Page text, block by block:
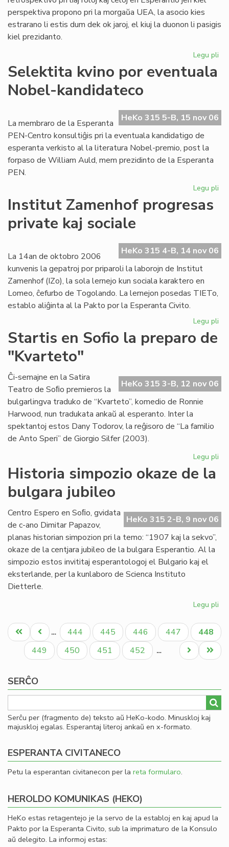
perspektiva propono pri la morgaŭa UEA, la asocio kies
estrarano li estis dum dek ok jaroj, el kiuj la duonon li pasigis
kiel prezidanto.
Legu pli
sia
Selektita kvino por eventuala
Nobel-kandidateco
HeKo 315 5-B, 15 nov 06
La membraro de la Esperanta
PEN-Centro konsultiĝis pri la eventuala kandidatigo de
esperanta verkisto al la literatura Nobel-premio, post la
forpaso de William Auld, mem prezidinto de la Esperanta
PEN.
Legu pli
Institut Zamenhof progresas
private kaj sociale
HeKo 315 4-B, 14 nov 06
La 14an de oktobro 2006
kunvenis la gepatroj por priparoli la laborojn de Institut
Zamenhof (IZo), la sola lernejo kun sociala karaktero en
Lomeo, ĉefurbo de Togolando. La lernejon posedas TIETo,
establo aliĝinta al la Pakto por la Esperanta Civito.
Legu pli
kaj
Startis en Sofio la preparo de
"Kvarteto"
HeKo 315 3-B, 12 nov 06
Ĉi-semajne en la Satira
Teatro de Soﬁo premieros la
bulgarlingva traduko de “Kvarteto”, komedio de Ronnie
Harwood, nun tradukata ankaŭ al esperanto. Inter la
spektantoj estos Dany Todorov, la reĝisoro de “La familio
de Anto Speri” de Giorgio Silfer (2003).
Legu pli
Historia simpozio okaze de la
bulgara jubileo
HeKo 315 2-B, 9 nov 06
Centro Espero en Soﬁo, gvidata
de c-ano Dimitar Papazov,
planas historian simpozion pri la temo: “1907 kaj la sekvo”,
okaze de la centjara jubileo de la bulgara Esperantio. Al la
simpozio estos invititaj esperantologoj el Bulgario kaj el
eksterlande, per la kunlaboro de Scienca Instituto
Dietterle.
Legu pli
de
la
Pagination
Unua
paĝo
Antaŭa
paĝo
… Paĝo
444 Paĝo
445 Paĝo
446 Paĝo
447
Aktuala
paĝo
448
Paĝo
449 Paĝo
450 Paĝo
451 Paĝo
452 …
Last
page
Next
page
SERĈO
Serĉu per (fragmento de) teksto aŭ HeKo-kodo. Minuskloj kaj
majuskloj egalas. Esperantaj literoj ankaŭ en x-formato.
ESPERANTA CIVITANECO
Petu la esperantan civitanecon per la reta formularo.
HEROLDO KOMUNIKAS (HEKO)
HeKo estas retagentejo je la servo de la establoj en kaj apud la
Pakto por la Esperanta Civito, sub la imprimaturo de la Konsulo
aŭ delegito. La informoj estas: